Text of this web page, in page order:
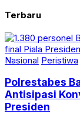
Terbaru
Nasional Peristiwa
Polrestabes
Antisipasi
Presiden